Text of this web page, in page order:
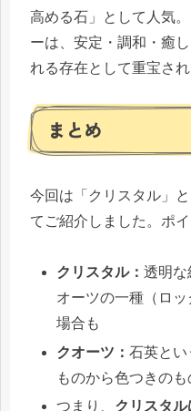
高める石」として人気
ーは、安定・調和・癒
れる存在として重宝され
まとめ
今回は「クリスタル」
てご紹介しました。ポ
クリスタル：透明な
オーツの一種（ロ
場合も
クオーツ：石英とい
ものから色つきの
つまり、 クリスタ